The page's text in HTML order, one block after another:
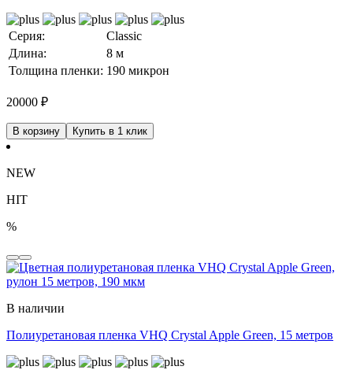
Серия:
Classic
Длина:
8 м
Толщина пленки: 190 микрон
20000 ₽
В корзину Купить в 1 клик
NEW
HIT
%
В наличии
Полиуретановая пленка VHQ Crystal Apple Green, 15 метров